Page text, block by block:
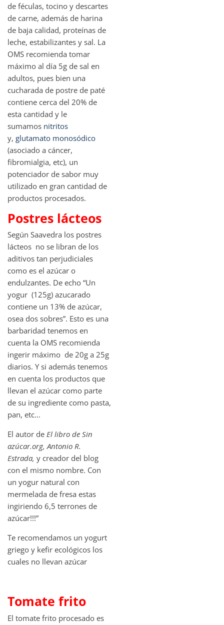
de féculas, tocino y descartes
de carne, además de harina
de baja calidad, proteínas de
leche, estabilizantes y sal. La
OMS recomienda tomar
máximo al día 5g de sal en
adultos, pues bien una
cucharada de postre de paté
contiene cerca del 20% de
esta cantidad y le
sumamos nitritos
y, glutamato monosódico
(asociado a cáncer,
fibromialgia, etc), un
potenciador de sabor muy
utilizado en gran cantidad de
productos procesados.
Postres lácteos
Según Saavedra los postres
lácteos no se libran de los
aditivos tan perjudiciales
como es el azúcar o
endulzantes. De echo “Un
yogur (125g) azucarado
contiene un 13% de azúcar,
osea dos sobres”. Esto es una
barbaridad tenemos en
cuenta la OMS recomienda
ingerir máximo de 20g a 25g
diarios. Y si además tenemos
en cuenta los productos que
llevan el azúcar como parte
de su ingrediente como pasta,
pan, etc…
El autor de El libro de Sin
azúcar.org, Antonio R.
Estrada, y creador del blog
con el mismo nombre. Con
un yogur natural con
mermelada de fresa estas
ingiriendo 6,5 terrones de
azúcar!!!”
Te recomendamos un yogurt
griego y kefir ecológicos los
cuales no llevan azúcar
Tomate frito
El tomate frito procesado es